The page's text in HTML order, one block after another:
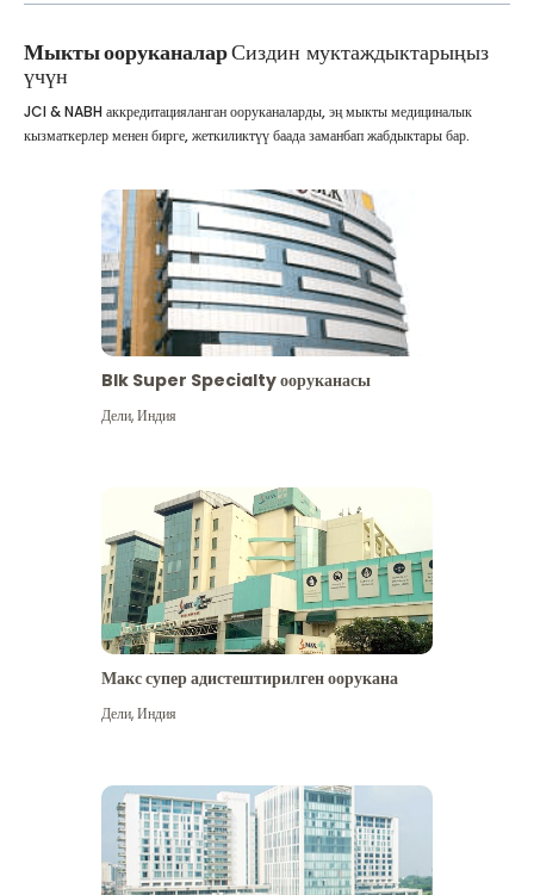
Мыкты ооруканаларСиздин муктаждыктарыңыз
үчүн
JCI & NABH аккредитацияланган ооруканаларды, эң мыкты медициналык
кызматкерлер менен бирге, жеткиликтүү баада заманбап жабдыктары бар.
Blk Super Specialty ооруканасы
Дели,Индия
Макс супер адистештирилген оорукана
Дели,Индия